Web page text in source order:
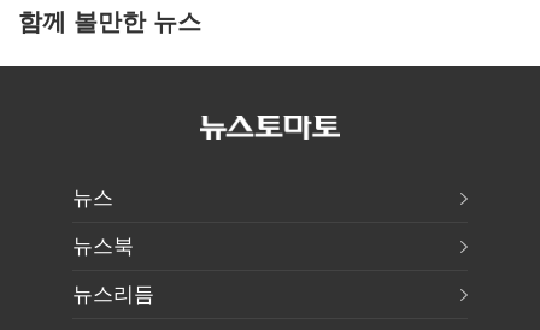
함께 볼만한 뉴스
뉴스
뉴스북
뉴스리듬